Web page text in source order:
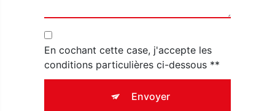
En cochant cette case, j'accepte les
conditions particulières ci-dessous **
Envoyer